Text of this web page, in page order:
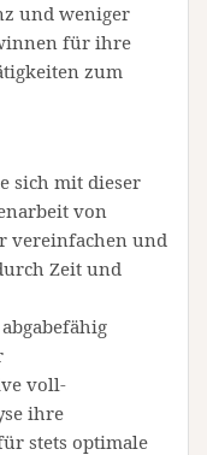
und weniger
für ihre
zum
sich mit dieser
von
vereinfachen und
Zeit und
voll-
ihre
stets optimale